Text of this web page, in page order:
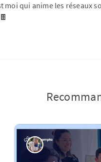
moi qui anime les réseaux